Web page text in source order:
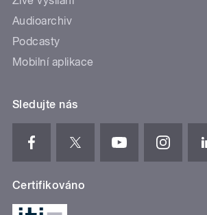
Audioarchiv
Podcasty
Mobilní aplikace
Sledujte nás
Certifikováno